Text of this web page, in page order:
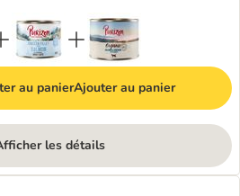
au panierAjouter au panier
les détails